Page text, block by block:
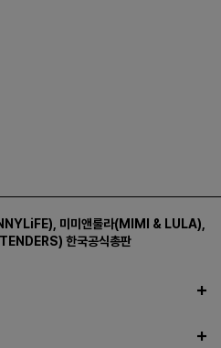
미미앤룰라(MIMI & LULA)
한국공식총판